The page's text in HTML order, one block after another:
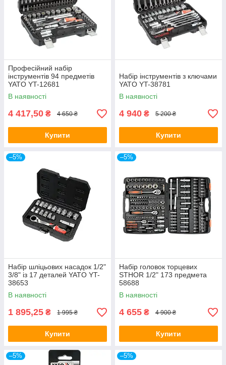
Професійний набір
інструментів 94 предметів
YATO YT-12681
В наявності
4 417,50 ₴ 4 650 ₴
Купити
Набір інструментів з ключами
YATO YT-38781
В наявності
4 940 ₴ 5 200 ₴
Купити
–5%
Набір шліцьових насадок 1/2"
3/8" із 17 деталей YATO YT-
38653
В наявності
1 895,25 ₴ 1 995 ₴
Купити
–5%
Набір головок торцевих
STHOR 1/2" 173 предмета
58688
В наявності
4 655 ₴ 4 900 ₴
Купити
–5% –5%